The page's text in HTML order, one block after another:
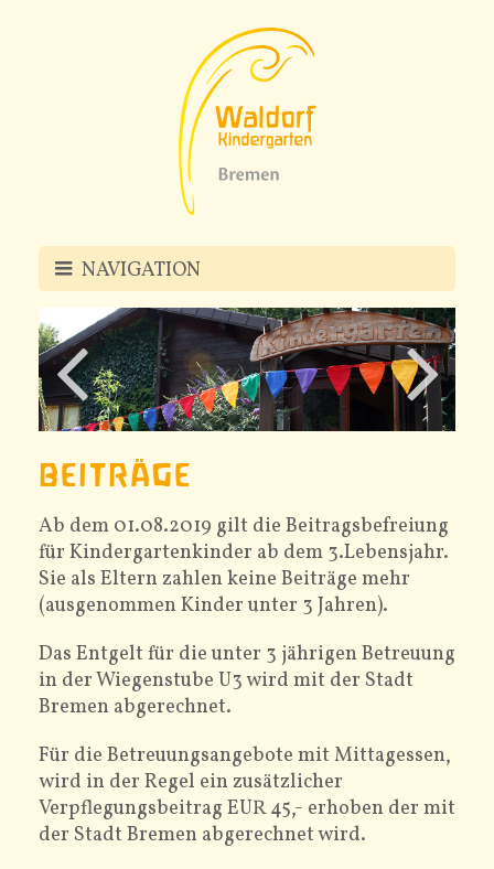
NAVIGATION
PÄDAGOGIK
KINDERGARTEN
U3-GRUPPEN
ELTERN
BEITRÄGE
Ab dem 01.08.2019 gilt die Beitragsbefreiung
für Kindergartenkinder ab dem 3.Lebensjahr.
Sie als Eltern zahlen keine Beiträge mehr
(ausgenommen Kinder unter 3 Jahren).
Das Entgelt für die unter 3 jährigen Betreuung
in der Wiegenstube U3 wird mit der Stadt
Bremen abgerechnet.
Für die Betreuungsangebote mit Mittagessen,
wird in der Regel ein zusätzlicher
Verpflegungsbeitrag EUR 45,- erhoben der mit
der Stadt Bremen abgerechnet wird.